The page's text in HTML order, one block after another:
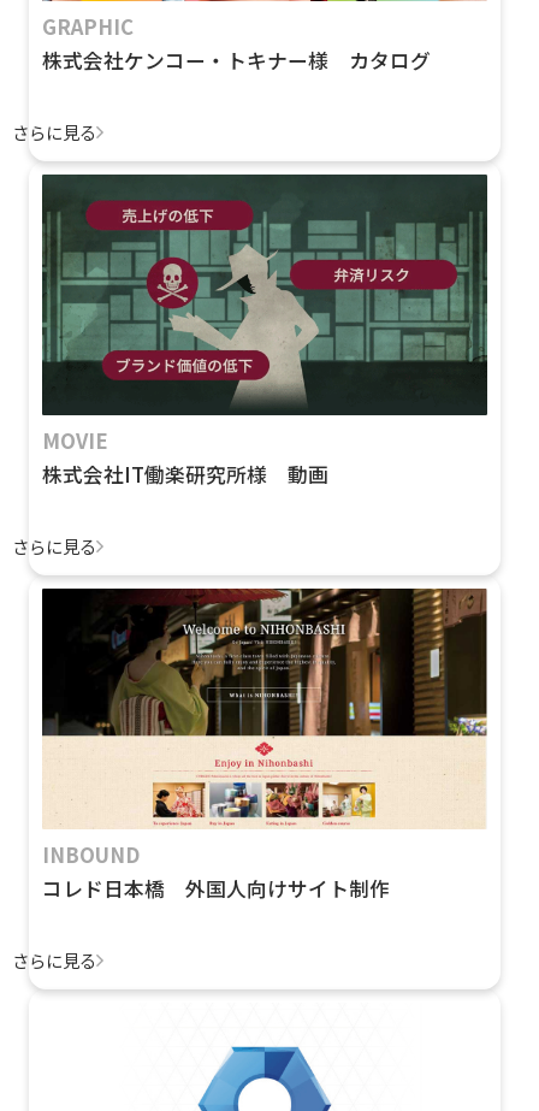
GRAPHIC
株式会社ケンコー・トキナー様 カタログ
さらに見る
MOVIE
株式会社IT働楽研究所様 動画
さらに見る
INBOUND
コレド日本橋 外国人向けサイト制作
さらに見る